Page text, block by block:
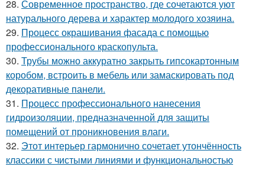
28. Современное пространство, где сочетаются уют
натурального дерева и характер молодого хозяина.
29. Процесс окрашивания фасада с помощью
профессионального краскопульта.
30. Трубы можно аккуратно закрыть гипсокартонным
коробом, встроить в мебель или замаскировать под
декоративные панели.
31. Процесс профессионального нанесения
гидроизоляции, предназначенной для защиты
помещений от проникновения влаги.
32. Этот интерьер гармонично сочетает утончённость
классики с чистыми линиями и функциональностью